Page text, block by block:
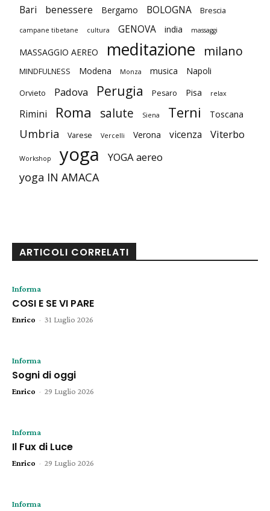
Bari benessere Bergamo BOLOGNA Brescia
campane tibetane cultura GENOVA india massaggi
MASSAGGIO AEREO meditazione milano
MINDFULNESS Modena Monza musica Napoli
Orvieto Padova Perugia Pesaro Pisa relax
Rimini Roma salute Siena Terni Toscana
Umbria Varese Vercelli Verona vicenza Viterbo
Workshop yoga YOGA aereo
yoga IN AMACA
ARTICOLI CORRELATI
Informa
COSI E SE VI PARE
Enrico - 31 Luglio 2026
Informa
Sogni di oggi
Enrico - 29 Luglio 2026
Informa
Il Fux di Luce
Enrico - 29 Luglio 2026
Informa